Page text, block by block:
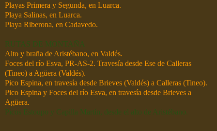
Playas Primera y Segunda, en Luarca.
Playa Salinas, en Luarca.
Playa Riberona, en Cadavedo.
RUTAS DE MONTAÑA
Alto y braña de Aristébano, en Valdés.
Foces del río Esva, PR-AS-2. Travesía desde Ese de Calleras
(Tineo) a Agüera (Valdés).
Pico Espina, en travesía desde Brieves (Valdés) a Calleras (Tineo).
Pico Espina y Foces del río Esva, en travesía desde Brieves a
Agüera.
Picos Estoupo y Capilla Martín, desde el alto de Aristébano.